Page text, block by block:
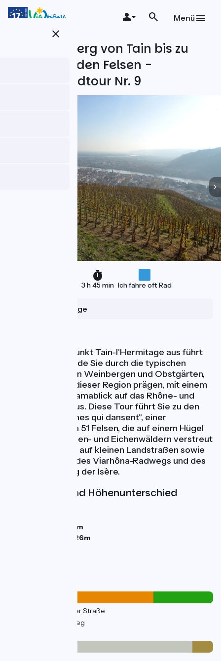
Direkt
zum
close
Menü
Vom Weinberg von Tain bis zu
den tanzenden Felsen -
Fahrradrundtour Nr. 9
3 h 45 min Ich fahre oft Rad
Tain-l'Hermitage
Vom Ausgangspunkt Tain-l'Hermitage aus führt
diese Fahrradrunde Sie durch die typischen
Landschaften von Weinbergen und Obstgärten,
die die Identität dieser Region prägen, mit einem
herrlichen Panoramablick auf das Rhône- und
Isère-Tal als Bonus. Diese Tour führt Sie zu den
berühmten "Roches qui dansent", einer
Ansammlung von 51 Felsen, die auf einem Hügel
zwischen Kastanien- und Eichenwäldern verstreut
liegen. Sie radeln auf kleinen Landstraßen sowie
auf Abschnitten des Viarhôna-Radwegs und des
Radwegs entlang der Isère.
Steigungen und Höhenunterschied
112m
326m
(71%) Auf der Straße
(29%) Radweg